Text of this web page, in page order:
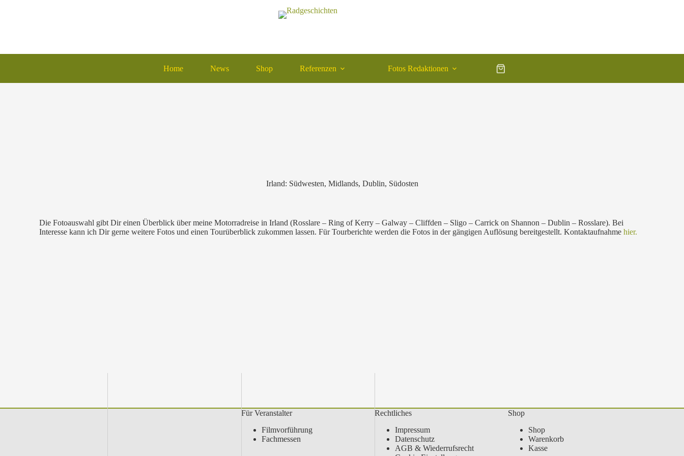
Home News Shop Referenzen Fotos Redaktionen
Irland: Südwesten, Midlands, Dublin, Südosten
Die Fotoauswahl gibt Dir einen Überblick über meine Motorradreise in Irland (Rosslare – Ring of Kerry – Galway – Cliffden – Sligo – Carrick on Shannon – Dublin – Rosslare). Bei
Interesse kann ich Dir gerne weitere Fotos und einen Tourüberblick zukommen lassen. Für Tourberichte werden die Fotos in der gängigen Auflösung bereitgestellt. Kontaktaufnahmehier.
Für Veranstalter
Filmvorführung
Fachmessen
Rechtliches
Impressum
Datenschutz
AGB & Wiederrufsrecht
Shop
Shop
Warenkorb
Kasse